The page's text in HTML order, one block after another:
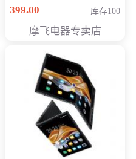
元
399.00 库存100
摩飞电器专卖店